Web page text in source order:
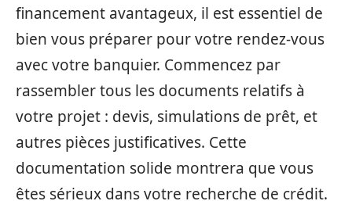
financement avantageux, il est essentiel de
bien vous préparer pour votre rendez-vous
avec votre banquier. Commencez par
rassembler tous les documents relatifs à
votre projet : devis, simulations de prêt, et
autres pièces justificatives. Cette
documentation solide montrera que vous
êtes sérieux dans votre recherche de crédit.